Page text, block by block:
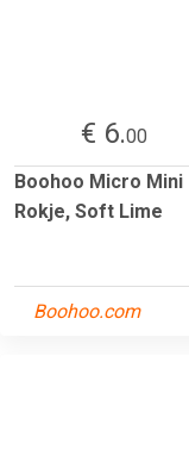
€ 6.00
Boohoo Micro Mini
Rokje, Soft Lime
Boohoo.com